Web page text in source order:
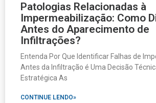
Patologias Relacionadas à
Impermeabilização: Como
Antes do Aparecimento de
Infiltrações?
Entenda Por Que Identificar Falhas de
Antes da Infiltração é Uma Decisão
Estratégica As
CONTINUE LENDO»